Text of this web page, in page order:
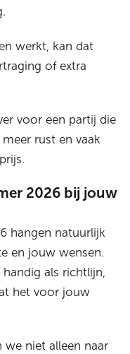
werkt, kan dat
of extra
voor een partij die
rust en vaak
2026 bij jouw
hangen natuurlijk
en jouw wensen.
als richtlijn,
het voor jouw
niet alleen naar